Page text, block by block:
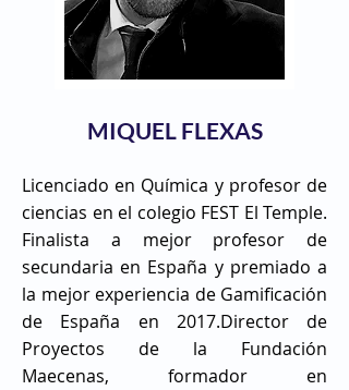
MIQUEL FLEXAS
Licenciado en Química y profesor de
ciencias en el colegio FEST El Temple.
Finalista a mejor profesor de
secundaria en España y premiado a
la mejor experiencia de Gamificación
de España en 2017.Director de
Proyectos de la Fundación
Maecenas, formador en